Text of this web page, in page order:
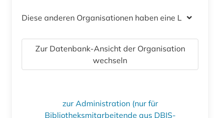
Diese anderen Organisationen haben eine Lizenz
Zur Datenbank-Ansicht der Organisation
wechseln
zur Administration (nur für
Bibliotheksmitarbeitende aus DBIS-